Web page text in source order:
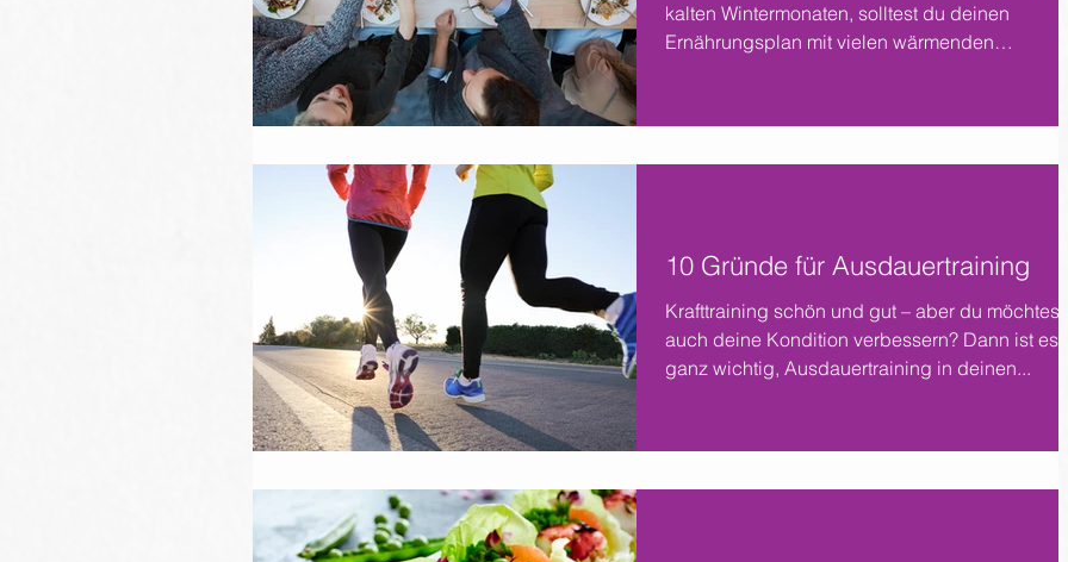
kalten Wintermonaten, solltest du deinen
Ernährungsplan mit vielen wärmenden
10 Gründe für Ausdauertraining
Krafttraining schön und gut – aber du möchtest
auch deine Kondition verbessern? Dann ist es
ganz wichtig, Ausdauertraining in deinen...